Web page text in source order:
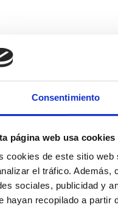
Consentimiento
página web usa cookies
cookies de este sitio
el tráfico. Además,
sociales, publicidad y
hayan recopilado a partir
properes